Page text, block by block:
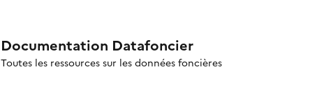
Documentation Datafoncier
Toutes les ressources sur les données foncières